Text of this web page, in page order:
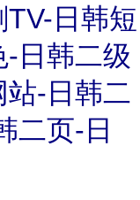
TV-日韩短
-日韩二级
-日韩二
二页-日